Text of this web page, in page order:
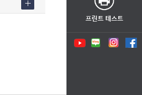
프린트 테스트